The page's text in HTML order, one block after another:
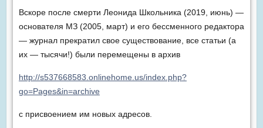
Вскоре после смерти Леонида Школьника (2019, июнь) —
основателя МЗ (2005, март) и его бессменного редактора
— журнал прекратил свое существование, все статьи (а
их — тысячи!) были перемещены в архив
http://s537668583.onlinehome.us/index.php?
go=Pages&in=archive
с присвоением им новых адресов.